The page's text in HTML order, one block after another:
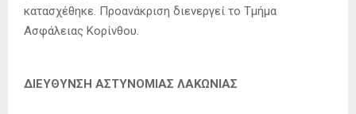
κατασχέθηκε. Προανάκριση διενεργεί το Τμήμα
Ασφάλειας Κορίνθου.
ΔΙΕΥΘΥΝΣΗ ΑΣΤΥΝΟΜΙΑΣ ΛΑΚΩΝΙΑΣ